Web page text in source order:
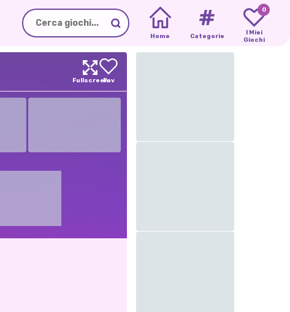
Home Categorie
0
I Miei
Giochi